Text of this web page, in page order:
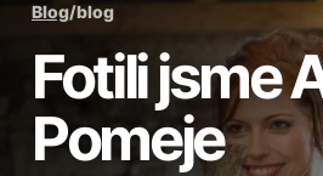
Blog/blog
Fotili jsme
Pomeje